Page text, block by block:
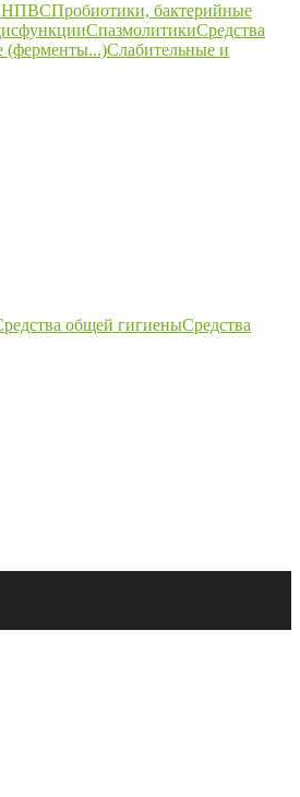
НПВСПробиотики, бактерийные
СпазмолитикиСредства
(ферменты...)Слабительные и
общей гигиеныСредства